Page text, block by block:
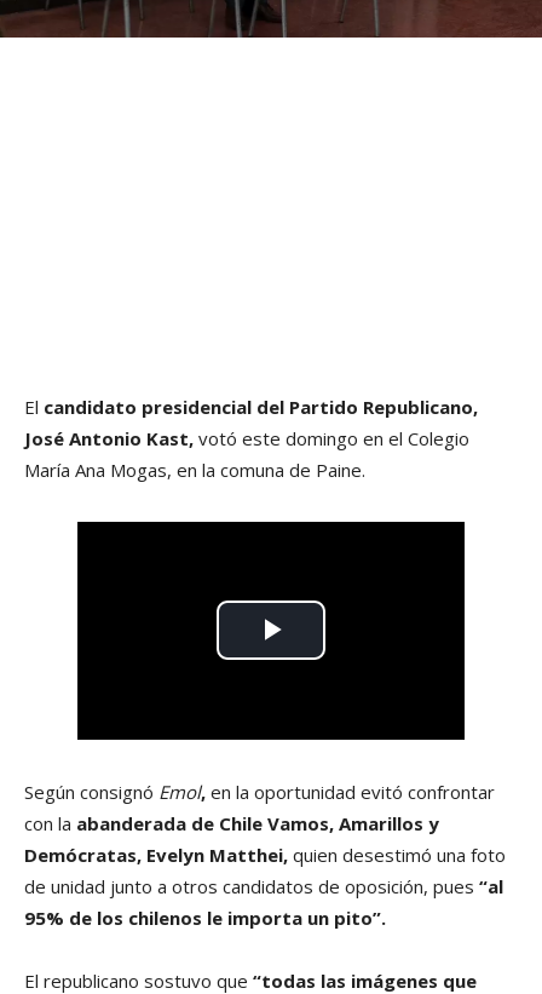
El candidato presidencial del Partido Republicano,
José Antonio Kast, votó este domingo en el Colegio
María Ana Mogas, en la comuna de Paine.
Según consignó Emol, en la oportunidad evitó confrontar
con la abanderada de Chile Vamos, Amarillos y
Demócratas, Evelyn Matthei, quien desestimó una foto
de unidad junto a otros candidatos de oposición, pues “al
95% de los chilenos le importa un pito”.
El republicano sostuvo que “todas las imágenes que